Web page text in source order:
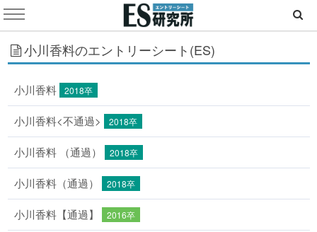
小川香料のエントリーシート(ES)
小川香料 2018卒
小川香料<不通過> 2018卒
小川香料 （通過） 2018卒
小川香料（通過） 2018卒
小川香料【通過】 2016卒